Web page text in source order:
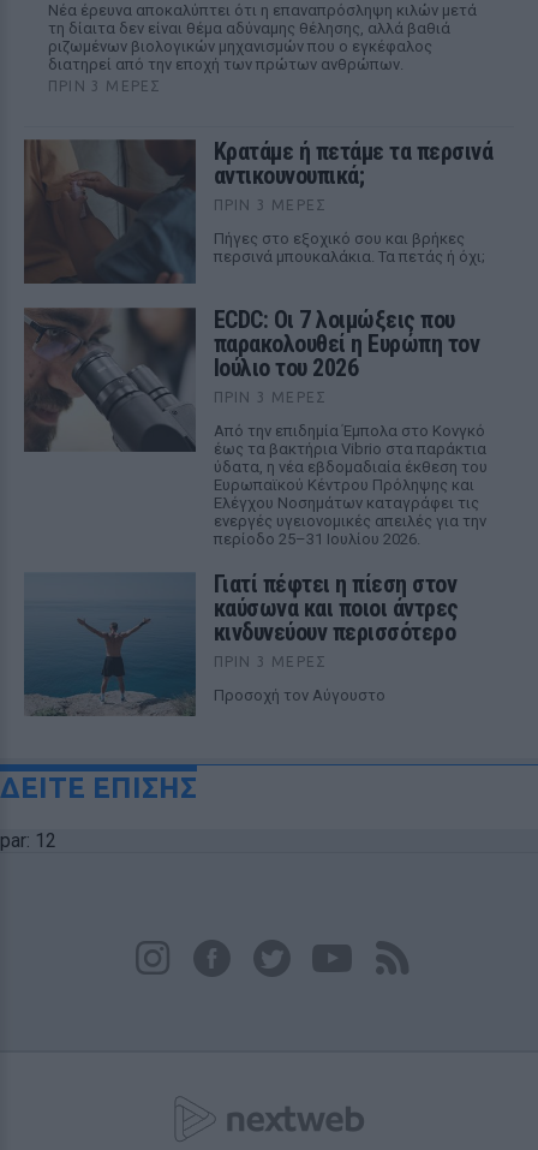
Νέα έρευνα αποκαλύπτει ότι η επαναπρόσληψη κιλών μετά
τη δίαιτα δεν είναι θέμα αδύναμης θέλησης, αλλά βαθιά
ριζωμένων βιολογικών μηχανισμών που ο εγκέφαλος
διατηρεί από την εποχή των πρώτων ανθρώπων.
ΠΡΙΝ 3 ΜΈΡΕΣ
Κρατάμε ή πετάμε τα περσινά
αντικουνουπικά;
ΠΡΙΝ 3 ΜΈΡΕΣ
Πήγες στο εξοχικό σου και βρήκες
περσινά μπουκαλάκια. Τα πετάς ή όχι;
ECDC: Οι 7 λοιμώξεις που
παρακολουθεί η Ευρώπη τον
Ιούλιο του 2026
ΠΡΙΝ 3 ΜΈΡΕΣ
Από την επιδημία Έμπολα στο Κονγκό
έως τα βακτήρια Vibrio στα παράκτια
ύδατα, η νέα εβδομαδιαία έκθεση του
Ευρωπαϊκού Κέντρου Πρόληψης και
Ελέγχου Νοσημάτων καταγράφει τις
ενεργές υγειονομικές απειλές για την
περίοδο 25–31 Ιουλίου 2026.
Γιατί πέφτει η πίεση στον
καύσωνα και ποιοι άντρες
κινδυνεύουν περισσότερο
ΠΡΙΝ 3 ΜΈΡΕΣ
Προσοχή τον Αύγουστο
ΔΕΙΤΕ ΕΠΙΣΗΣ
par: 12